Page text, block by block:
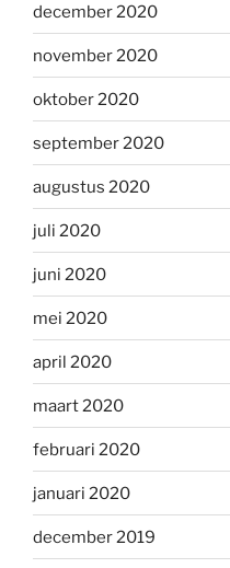
december 2020
november 2020
oktober 2020
september 2020
augustus 2020
juli 2020
juni 2020
mei 2020
april 2020
maart 2020
februari 2020
januari 2020
december 2019